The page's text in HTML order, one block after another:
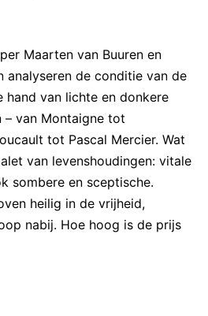
Maarten van Buuren en
analyseren de conditie van de
hand van lichte en donkere
– van Montaigne tot
tot Pascal Mercier. Wat
van levenshoudingen: vitale
sombere en sceptische.
heilig in de vrijheid,
nabij. Hoe hoog is de prijs